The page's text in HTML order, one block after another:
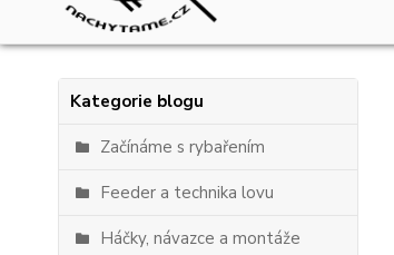
Kategorie blogu
Začínáme s rybařením
Feeder a technika lovu
Háčky, návazce a montáže